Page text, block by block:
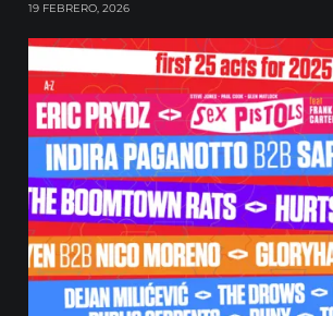
19 FEBRERO, 2026